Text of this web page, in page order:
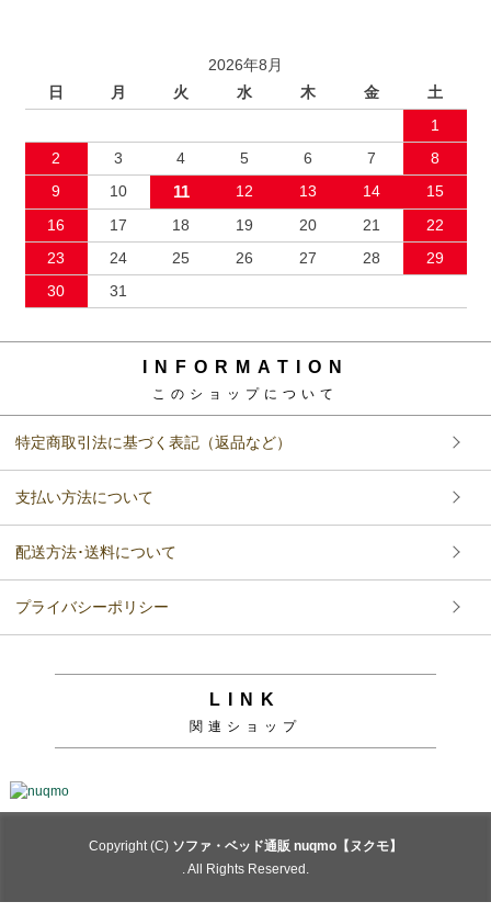
2026年8月
日
月 火 水 木 金
土
1
2
3 4 5 6 7
8
9
10 11 12 13 14
15
16
17 18 19 20 21
22
23
24 25 26 27 28
29
30
31
INFORMATION
このショップについて
特定商取引法に基づく表記（返品など）
支払い方法について
配送方法･送料について
プライバシーポリシー
LINK
関連ショップ
Copyright (C) ソファ・ベッド通販 nuqmo【ヌクモ】
. All Rights Reserved.